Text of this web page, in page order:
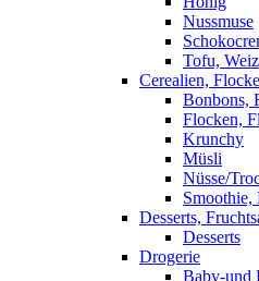
Nussmuse
Tofu,
Cerealien,
Bonbons,
Flocken,
Krunchy
Müsli
Nüsse/
Smoothie,
Desserts,
Desserts
Drogerie
Baby-und